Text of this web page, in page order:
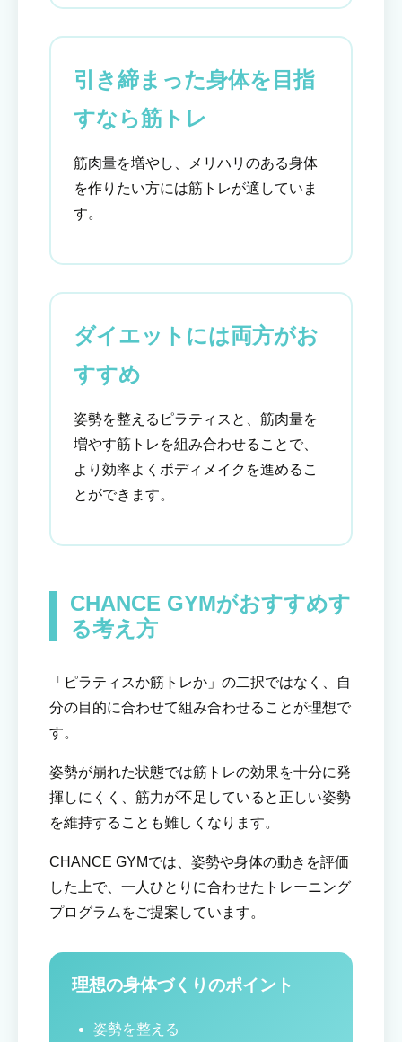
引き締まった身体を目指
すなら筋トレ
筋肉量を増やし、メリハリのある身体
を作りたい方には筋トレが適していま
す。
ダイエットには両方がお
すすめ
姿勢を整えるピラティスと、筋肉量を
増やす筋トレを組み合わせることで、
より効率よくボディメイクを進めるこ
とができます。
CHANCE GYMがおすすめす
る考え方
「ピラティスか筋トレか」の二択ではなく、自
分の目的に合わせて組み合わせることが理想で
す。
姿勢が崩れた状態では筋トレの効果を十分に発
揮しにくく、筋力が不足していると正しい姿勢
を維持することも難しくなります。
CHANCE GYMでは、姿勢や身体の動きを評価
した上で、一人ひとりに合わせたトレーニング
プログラムをご提案しています。
理想の身体づくりのポイント
姿勢を整える